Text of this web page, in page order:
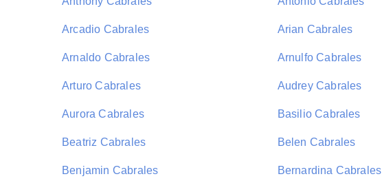
Arcadio Cabrales Arian Cabrales
Arnaldo Cabrales Arnulfo Cabrales
Arturo Cabrales Audrey Cabrales
Aurora Cabrales Basilio Cabrales
Beatriz Cabrales Belen Cabrales
Benjamin Cabrales Bernardina Cabrales